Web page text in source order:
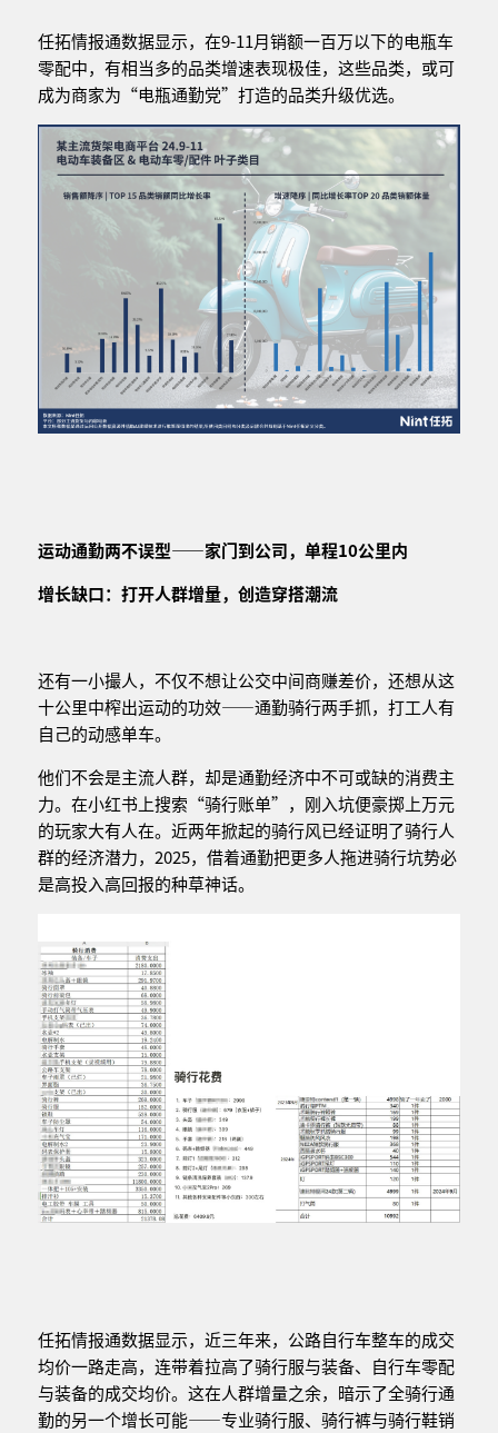
任拓情报通数据显示，在9-11月销额一百万以下的电瓶车
零配中，有相当多的品类增速表现极佳，这些品类，或可
成为商家为“电瓶通勤党”打造的品类升级优选。
运动通勤两不误型——家门到公司，单程10公里内
增长缺口：打开人群增量， 创造穿搭潮流
还有一小撮人，不仅不想让公交中间商赚差价，还想从这
十公里中榨出运动的功效——通勤骑行两手抓，打工人有
自己的动感单车。
他们不会是主流人群，却是通勤经济中不可或缺的消费主
力。在小红书上搜索“骑行账单”，刚入坑便豪掷上万元
的玩家大有人在。近两年掀起的骑行风已经证明了骑行人
群的经济潜力，2025，借着通勤把更多人拖进骑行坑势必
是高投入高回报的种草神话。
任拓情报通数据显示，近三年来，公路自行车整车的成交
均价一路走高，连带着拉高了骑行服与装备、自行车零配
与装备的成交均价。这在人群增量之余，暗示了全骑行通
勤的另一个增长可能——专业骑行服、骑行裤与骑行鞋销